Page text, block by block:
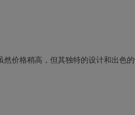
价格稍高，但其独特的设计和出色